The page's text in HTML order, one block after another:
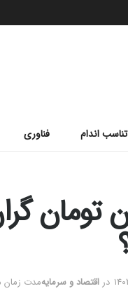
تناسب اندام فناوری
۷ میلیون
در اقتصاد و سرمایهمدت زمان